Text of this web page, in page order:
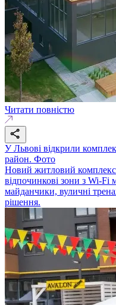
Читати повністю
У Львові відкрили
район. Фото
Новий житловий комплекс
відпочинкові зони з Wi-Fi
майданчики, вуличні
рішення.